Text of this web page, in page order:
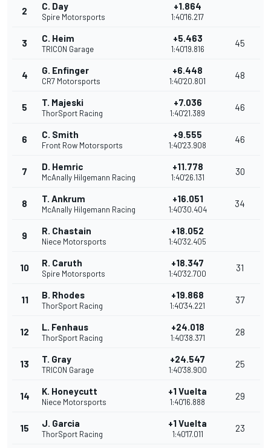
2 C. Day
Spire Motorsports
+1.864
1:40'16.217
3 C. Heim
TRICON Garage
+5.463
1:40'19.816
45
4 G. Enfinger
CR7 Motorsports
+6.448
1:40'20.801
48
5 T. Majeski
ThorSport Racing
+7.036
1:40'21.389
46
6 C. Smith
Front Row Motorsports
+9.555
1:40'23.908
46
7 D. Hemric
McAnally Hilgemann Racing
+11.778
1:40'26.131
30
8 T. Ankrum
McAnally Hilgemann Racing
+16.051
1:40'30.404
34
9 R. Chastain
Niece Motorsports
+18.052
1:40'32.405
10 R. Caruth
Spire Motorsports
+18.347
1:40'32.700
31
11 B. Rhodes
ThorSport Racing
+19.868
1:40'34.221
37
12 L. Fenhaus
ThorSport Racing
+24.018
1:40'38.371
28
13 T. Gray
TRICON Garage
+24.547
1:40'38.900
25
14 K. Honeycutt
Niece Motorsports
+1 Vuelta
1:40'16.888
29
15 J. Garcia
ThorSport Racing
+1 Vuelta
1:40'17.011
23